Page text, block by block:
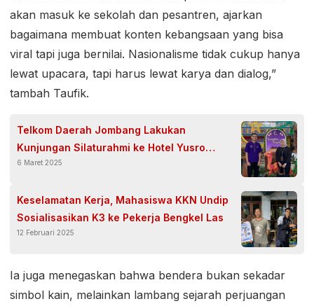
akan masuk ke sekolah dan pesantren, ajarkan
bagaimana membuat konten kebangsaan yang bisa
viral tapi juga bernilai. Nasionalisme tidak cukup hanya
lewat upacara, tapi harus lewat karya dan dialog,”
tambah Taufik.
Telkom Daerah Jombang Lakukan
Kunjungan Silaturahmi ke Hotel Yusro
Jombang
6 Maret 2025
Keselamatan Kerja, Mahasiswa KKN Undip
Sosialisasikan K3 ke Pekerja Bengkel Las
12 Februari 2025
Ia juga menegaskan bahwa bendera bukan sekadar
simbol kain, melainkan lambang sejarah perjuangan